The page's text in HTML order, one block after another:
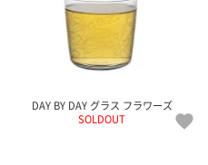
DAY BY DAY グラス フラワーズ
SOLDOUT